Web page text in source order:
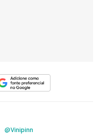
@Vinipinn